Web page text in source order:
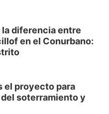
diferencia entre
en el Conurbano:
el proyecto para
soterramiento y